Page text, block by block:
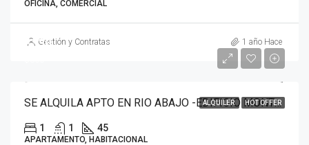
OFICINA, COMERCIAL
Gestión y Contratas 1 año Hace
ALQUILER HOT OFFER
$330
SE ALQUILA APTO EN RIO ABAJO -EDIFICIO MONTSERRAT/TRINIDAD
1 1 45
APARTAMENTO, HABITACIONAL